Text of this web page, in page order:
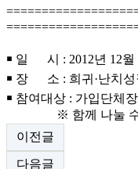
￭ 일 시 : 2012년 12월
￭ 장 소 : 희귀·난치성
￭ 참여대상 : 가입단체
※ 함께 나눌 수 있
이전글
다음글